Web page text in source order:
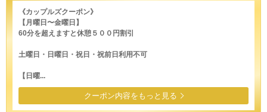
《カップルズクーポン》
【月曜日〜金曜日】
60分を超えますと休憩５００円割引
土曜日・日曜日・祝日・祝前日利用不可
【日曜...
クーポン内容をもっと見る